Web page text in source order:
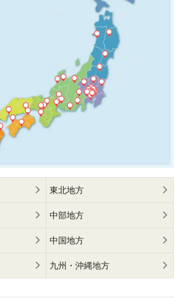
東北地方
中部地方
中国地方
九州・沖縄地方